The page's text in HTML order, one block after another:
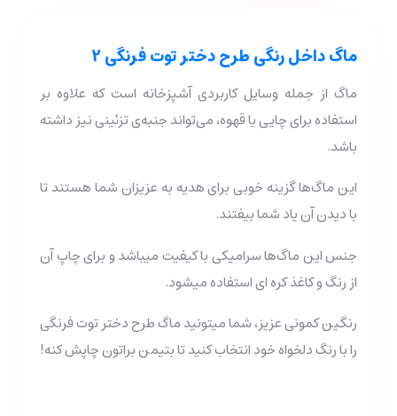
ماگ داخل رنگی طرح دختر توت فرنگی 2
ماگ از جمله وسایل کاربردی آشپزخانه است که علاوه بر
استفاده برای چایی یا قهوه، می‌‌تواند جنبه‌‌ی تزئینی نیز داشته
باشد.
این ماگ‌ها گزینه خوبی برای هدیه به عزیزان شما هستند تا
با دیدن آن یاد شما بیفتند.
جنس این ماگ‌ها سرامیکی با کیفیت میباشد و برای چاپ آن
از رنگ و کاغذ کره ای استفاده میشود.
رنگین کمونی عزیز، شما میتونید ماگ طرح دختر توت فرنگی
را با رنگ دلخواه خود انتخاب کنید تا بتیمن براتون چاپش کنه!